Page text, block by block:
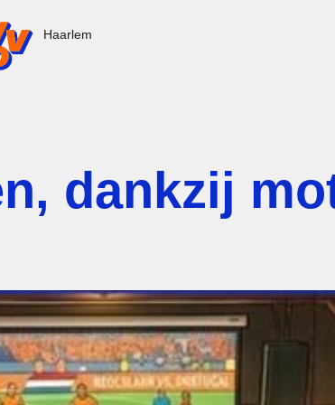
- Ga naar de homepage
Haarlem
dankzij